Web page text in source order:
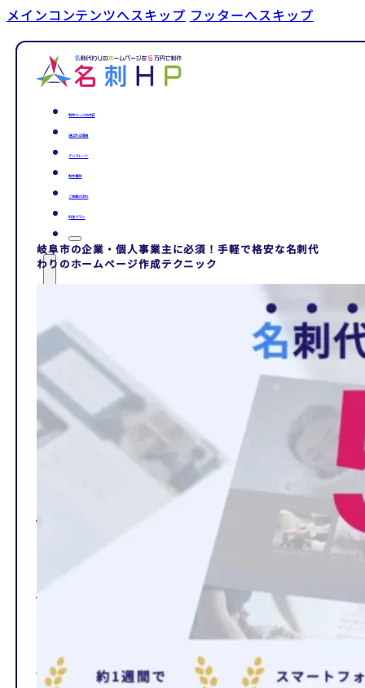
メインコンテンツへスキップ フッターへスキップ
制作ページの内容
選ばれる理由
テンプレート
制作事例
ご依頼の流れ
料金プラン
選ばれる理由
岐阜市の企業・個人事業主に必須！手軽で格安な名刺代
わりのホームページ作成テクニック